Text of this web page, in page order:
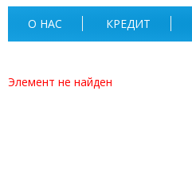
О НАС КРЕДИТ
Элемент не найден